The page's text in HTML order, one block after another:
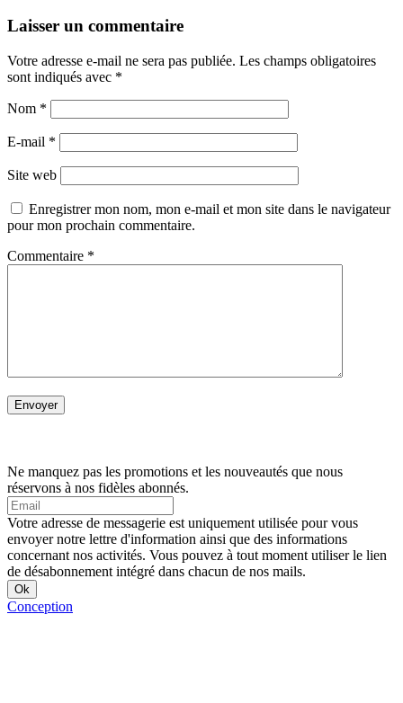
Laisser un commentaire
Votre adresse e-mail ne sera pas publiée. Les champs obligatoires
sont indiqués avec *
Nom *
E-mail *
Site web
Enregistrer mon nom, mon e-mail et mon site dans le navigateur
pour mon prochain commentaire.
Commentaire *
Ne manquez pas les promotions et les nouveautés que nous
réservons à nos fidèles abonnés.
Votre adresse de messagerie est uniquement utilisée pour vous
envoyer notre lettre d'information ainsi que des informations
concernant nos activités. Vous pouvez à tout moment utiliser le lien
de désabonnement intégré dans chacun de nos mails.
Conception